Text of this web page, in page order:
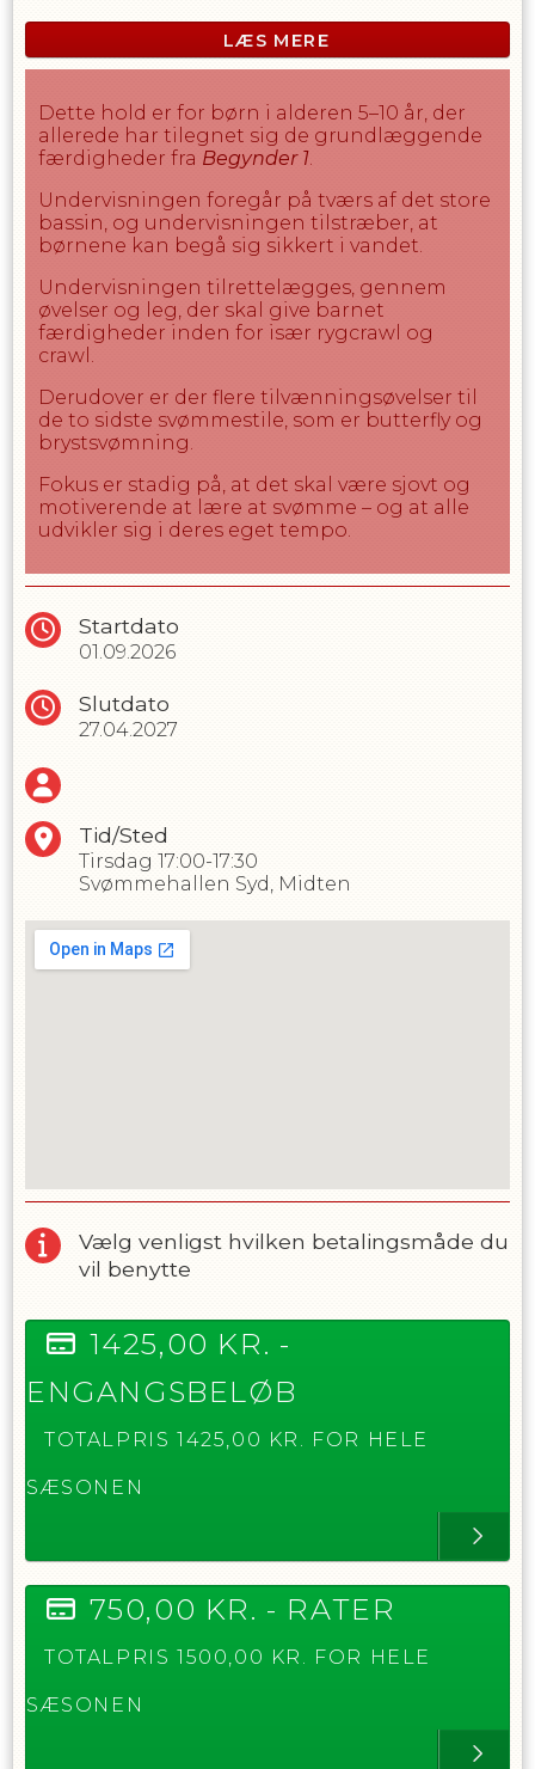
Fokus er stadig på, at det skal være sjovt og
motiverende at lære at svømme – og at alle
Undervisningen følger DGI’s
Svømmeskolekoncept og tilpasses børnenes
Bemærk
Undervisningen foregår i midten af bassinet
Vandet i bassinet er 26-27 grader, hvilket
kan føles køligt for nogen børn. Vi anbefaler
derfor en våddragt for øget komfort og
undervisningen. Det er muligt at observere
undervisningen enten fra midtergangen
eller fra opholdsrummet ved klublokalet.
LÆS MERE
Dette hold er for børn i alderen 5–10 år, der
allerede har tilegnet sig de grundlæggende
færdigheder fra Begynder 1.
Undervisningen foregår på tværs af det store
bassin, og undervisningen tilstræber, at
børnene kan begå sig sikkert i vandet.
Undervisningen tilrettelægges, gennem
øvelser og leg, der skal give barnet
færdigheder inden for især rygcrawl og
crawl.
Derudover er der flere tilvænningsøvelser til
de to sidste svømmestile, som er butterfly og
brystsvømning.
Fokus er stadig på, at det skal være sjovt og
motiverende at lære at svømme – og at alle
udvikler sig i deres eget tempo.
Startdato
01.09.2026
Slutdato
27.04.2027
Tid/Sted
Tirsdag 17:00-17:30
Svømmehallen Syd, Midten
Vælg venligst hvilken betalingsmåde du
vil benytte
1425,00 KR. -
ENGANGSBELØB
TOTALPRIS 1425,00 KR. FOR HELE
SÆSONEN
750,00 KR. - RATER
TOTALPRIS 1500,00 KR. FOR HELE
SÆSONEN